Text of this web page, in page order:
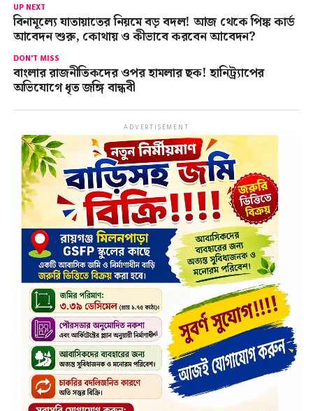
UP NEXT
বিনামূল্যে যাতায়াতের নিয়মে বড় বদল! আজ থেকে পিঙ্ক কার্ড
আবেদন শুরু, কোথায় ও কীভাবে করবেন আবেদন?
DON'T MISS
বাংলার রাজনীতিকদের ওপর হামলার ছক! হানিট্র্যাপের
অভিযোগে ধৃত জঙ্গি বান্ধবী
ADVERTISEMENT